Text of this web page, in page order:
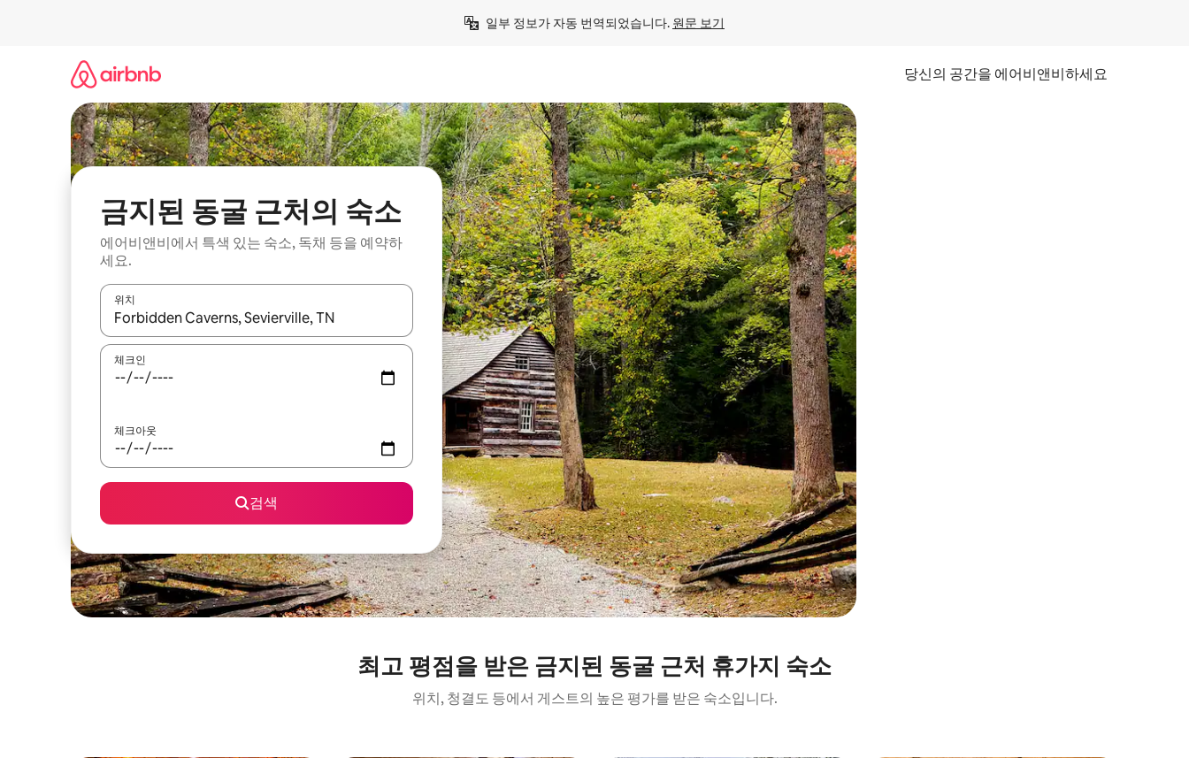
일부 정보가 자동 번역되었습니다. 원문 보기
당신의 공간을 에어비앤비하세요
금지된 동굴 근처의 숙소
에어비앤비에서 특색 있는 숙소, 독채 등을 예약하
세요.
위치
결과가 나오면 위·아래 화살표 키를 사용하거나 터치 또는 스와이프 동작으로 탐색하세요.
체크인
체크아웃
검색
최고 평점을 받은 금지된 동굴 근처 휴가지 숙소
위치, 청결도 등에서 게스트의 높은 평가를 받은 숙소입니다.